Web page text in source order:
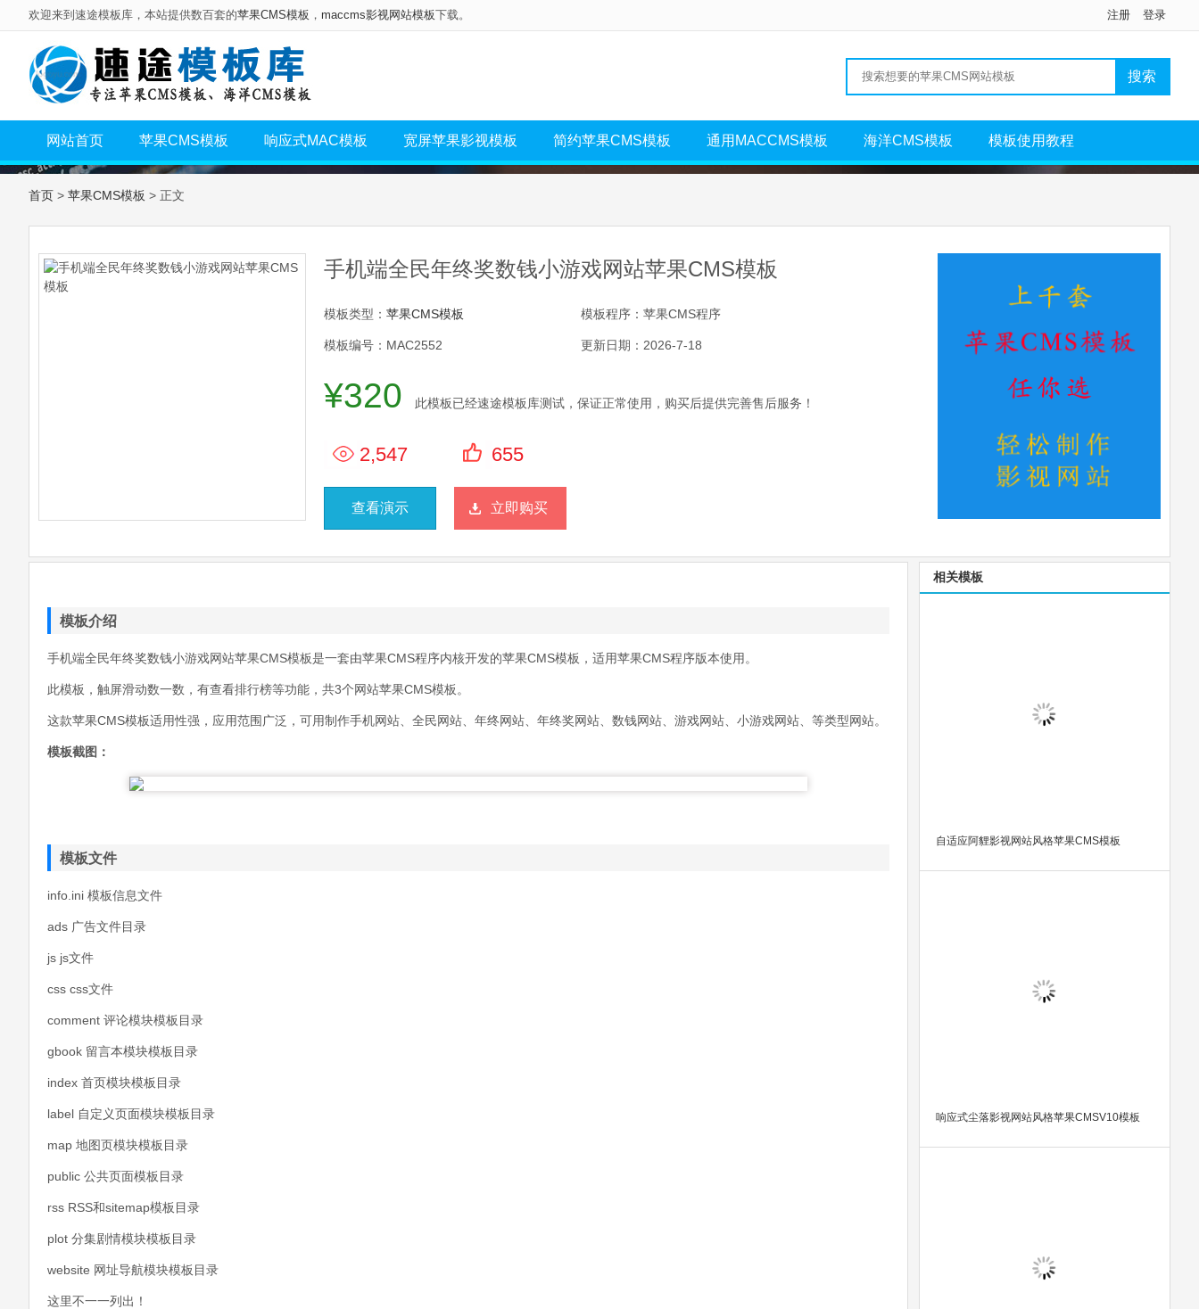
欢迎来到速途模板库，本站提供数百套的苹果CMS模板 ， maccms影视网站模板下载。 注册 登录
网站首页 苹果CMS模板 响应式MAC模板 宽屏苹果影视模板 简约苹果CMS模板 通用MACCMS模板 海洋CMS模板 模板使用教程
首页 > 苹果CMS模板 > 正文
手机端全民年终奖数钱小游戏网站苹果CMS模板
模板类型： 苹果CMS模板 模板程序：苹果CMS程序
模板编号：MAC2552 更新日期：2026-7-18
¥320 此模板已经速途模板库测试，保证正常使用，购买后提供完善售后服务！
2,547 655
查看演示 立即购买
模板介绍
手机端全民年终奖数钱小游戏网站苹果CMS模板是一套由苹果CMS程序内核开发的苹果CMS模板，适用苹果CMS程序版本使用。
此模板，触屏滑动数一数，有查看排行榜等功能，共3个网站苹果CMS模板。
这款苹果CMS模板适用性强，应用范围广泛，可用制作手机网站、全民网站、年终网站、年终奖网站、数钱网站、游戏网站、小游戏网站、等类型网站。
模板截图：
模板文件
info.ini 模板信息文件
ads 广告文件目录
js js文件
css css文件
comment 评论模块模板目录
gbook 留言本模块模板目录
index 首页模块模板目录
label 自定义页面模块模板目录
map 地图页模块模板目录
public 公共页面模板目录
rss RSS和sitemap模板目录
plot 分集剧情模块模板目录
website 网址导航模块模板目录
这里不一一列出！
相关模板
自适应阿貍影视网站风格苹果CMS模板
响应式尘落影视网站风格苹果CMSV10模板